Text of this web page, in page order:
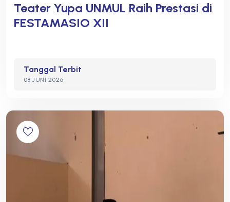
Teater Yupa UNMUL Raih Prestasi di
FESTAMASIO XII
Tanggal Terbit
08 JUNI 2026